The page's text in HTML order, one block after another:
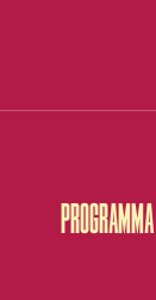
PROGRAMMA